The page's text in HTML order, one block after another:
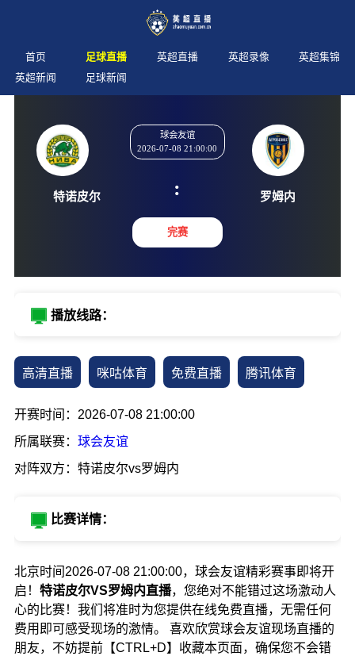
首页 足球直播 英超直播 英超录像
英超集锦
英超新闻
足球新闻
:
播放线路：
高清直播 咪咕体育 免费直播 腾讯体育
开赛时间：2026-07-08 21:00:00
所属联赛： 球会友谊
对阵双方：特诺皮尔vs罗姆内
比赛详情：
北京时间2026-07-08 21:00:00，球会友谊精彩赛事即将开
启！ 特诺皮尔VS罗姆内直播，您绝对不能错过这场激动人
心的比赛！我们将准时为您提供在线免费直播，无需任何
费用即可感受现场的激情。 喜欢欣赏球会友谊现场直播的
朋友，不妨提前【CTRL+D】收藏本页面，确保您不会错